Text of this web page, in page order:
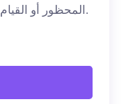
المحظور أو القيام بأنشطة مثل الزحف على الويب.